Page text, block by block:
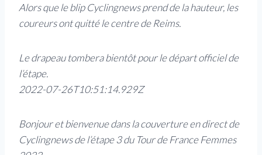
Alors que le blip Cyclingnews prend de la hauteur, les
coureurs ont quitté le centre de Reims.
Le drapeau tombera bientôt pour le départ officiel de
l’étape.
2022-07-26T10:51:14.929Z
Bonjour et bienvenue dans la couverture en direct de
Cyclingnews de l’étape 3 du Tour de France Femmes